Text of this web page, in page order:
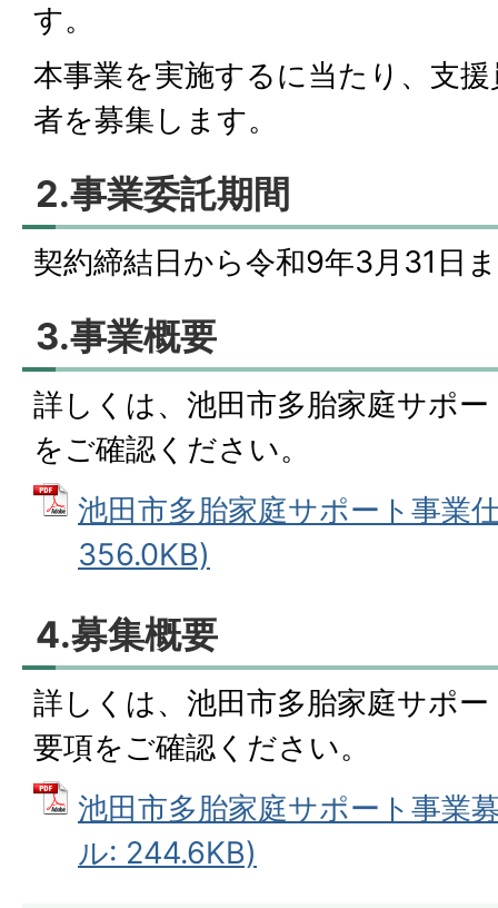
す。
本事業を実施するに当たり、支
者を募集します。
2.事業委託期間
契約締結日から令和9年3月31日
3.事業概要
詳しくは、池田市多胎家庭サポ
をご確認ください。
池田市多胎家庭サポート事業
356.0KB)
4.募集概要
詳しくは、池田市多胎家庭サポ
要項をご確認ください。
池田市多胎家庭サポート事業
ル: 244.6KB)